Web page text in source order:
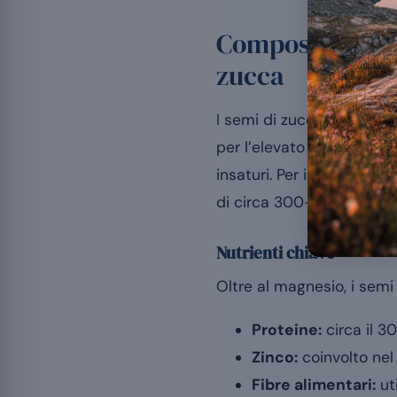
Composizione
zucca
I semi di zucca, ricavati
per l’elevato contenuto
insaturi. Per
di circa 300-400 mg al
Nutrienti chiave
Oltre al magnesio, i
Proteine: circa il
Zinco: coinvolto
Fibre alimentari: